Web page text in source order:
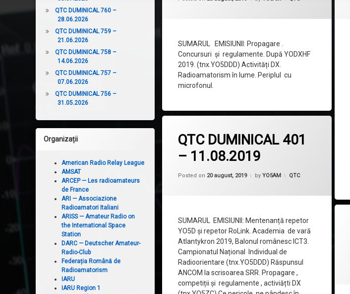
SUMARUL EMISIUNII: Propagare .
Concursuri și regulamente. După YODXHF
2019. (tnx.YO5DDD) Activități DX.
Radioamatorism în lume. Periplul cu
microfonul.
QTC DUMINICAL 401
– 11.08.2019
Posted on 20 august, 2019
Updated on 22 august, 2019
byYO5AM Categorii:
QTC
SUMARUL EMISIUNII: Mentenanță repetor
YO5D și repetor RoLink. Academia de vară
Atlantykron 2019, Balonul românesc ICT3.
Campionatul Național Individual de
Radioorientare (tnx.YO5DDD) Răspunsul
ANCOM la scrisoarea SRR. Propagare ,
competiții și regulamente , activiățti DX
QTC DUMINICAL 760 –
28.06.2026
QTC DUMINICAL 759 –
21.06.2026
QTC DUMINICAL 758 –
14.06.2026
QTC DUMINICAL 757 –
07.06.2026
QTC DUMINICAL 756 –
31.05.2026
Organizații
American Radio Relay League
AMSAT
ARCEP — Les radioamateurs
de France
ARI — Associazione
Radioamatori Italiani
ARISS — Amateur Radio on
the International Space
Station
DARC — Deutscher Amateur-
Radio-Club
Federația Română de
Radioamatorism
IARU
IARU Region 1